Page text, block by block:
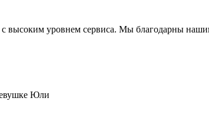
высоким уровнем сервиса. Мы благодарны
Юли